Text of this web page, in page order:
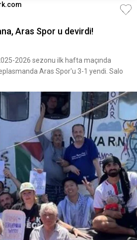
Aras Spor u devirdi!
2026 sezonu ilk hafta maçında
Aras Spor'u 3-1 yendi. Salo